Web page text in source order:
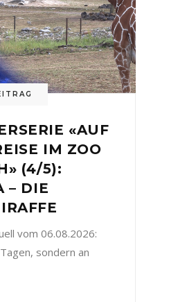
«AUF
IM ZOO
(4/5):
– DIE
vom 06.08.2026:
sondern an